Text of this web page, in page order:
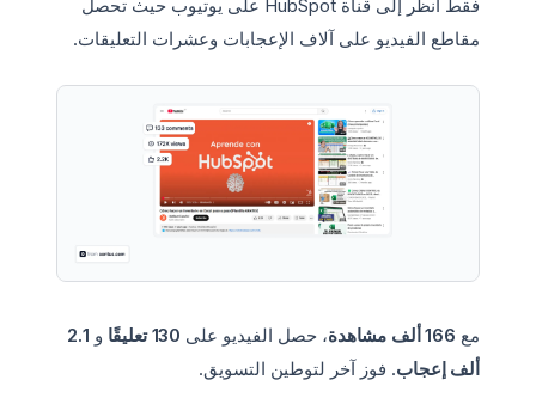
فقط انظر إلى قناة HubSpot على يوتيوب حيث تحصل
مقاطع الفيديو على آلاف الإعجابات وعشرات التعليقات.
مع 166 ألف مشاهدة ، حصل الفيديو على 130 تعليقًا و 2.1
ألف إعجاب. فوز آخر لتوطين التسويق.